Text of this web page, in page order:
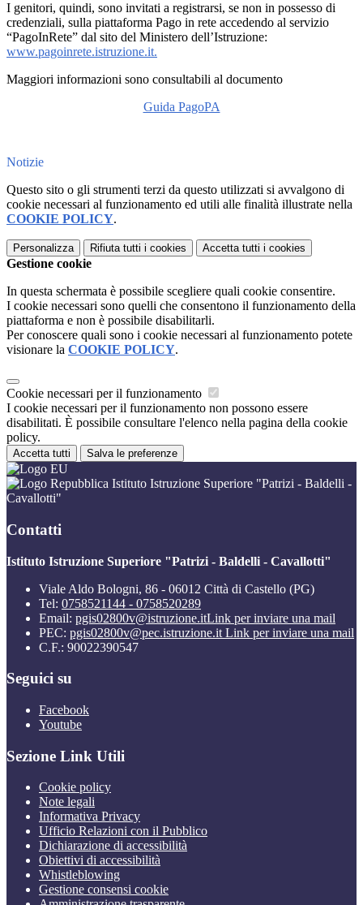
I genitori, quindi, sono invitati a registrarsi, se non in possesso di
credenziali, sulla piattaforma Pago in rete accedendo al servizio
“PagoInRete” dal sito del Ministero dell’Istruzione:
www.pagoinrete.istruzione.it.
Maggiori informazioni sono consultabili al documento
Guida PagoPA
Notizie
Questo sito o gli strumenti terzi da questo utilizzati si avvalgono di
cookie necessari al funzionamento ed utili alle finalità illustrate nella
COOKIE POLICY.
Personalizza Rifiuta tutti i cookies Accetta tutti i cookies
Gestione cookie
In questa schermata è possibile scegliere quali cookie consentire.
I cookie necessari sono quelli che consentono il funzionamento della
piattaforma e non è possibile disabilitarli.
Per conoscere quali sono i cookie necessari al funzionamento potete
visionare la COOKIE POLICY.
Cookie necessari per il funzionamento
I cookie necessari per il funzionamento non possono essere
disabilitati. È possibile consultare l'elenco nella pagina della cookie
policy.
Accetta tutti Salva le preferenze
Istituto Istruzione Superiore "Patrizi - Baldelli -
Cavallotti"
Contatti
Istituto Istruzione Superiore "Patrizi - Baldelli - Cavallotti"
Viale Aldo Bologni, 86 - 06012 Città di Castello (PG)
Tel: 0758521144 - 0758520289
Email: pgis02800v@istruzione.itLink per inviare una mail
PEC: pgis02800v@pec.istruzione.it Link per inviare una mail
C.F.: 90022390547
Seguici su
Facebook
Youtube
Sezione Link Utili
Cookie policy
Note legali
Informativa Privacy
Ufficio Relazioni con il Pubblico
Dichiarazione di accessibilità
Obiettivi di accessibilità
Whistleblowing
Gestione consensi cookie